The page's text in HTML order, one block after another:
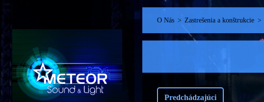
O Nás > Zastrešenia a konštrukcie >
Predchádzajúci